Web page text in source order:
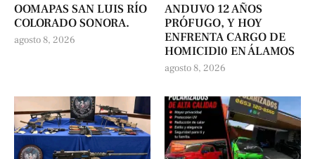
OOMAPAS SAN LUIS RÍO
COLORADO SONORA.
agosto 8, 2026
ANDUVO 12 AÑOS
PRÓFUGO, Y HOY
ENFRENTA CARGO DE
HOMICIDl0 EN ÁLAMOS
agosto 8, 2026